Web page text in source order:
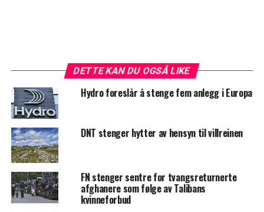
DETTE KAN DU OGSÅ LIKE
Hydro foreslår å stenge fem anlegg i Europa
DNT stenger hytter av hensyn til villreinen
FN stenger sentre for tvangsreturnerte
afghanere som følge av Talibans
kvinneforbud